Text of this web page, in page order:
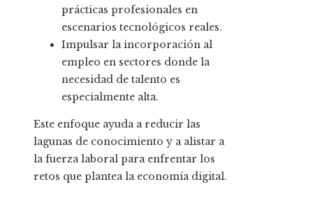
prácticas profesionales en
escenarios tecnológicos reales.
Impulsar la incorporación al
empleo en sectores donde la
necesidad de talento es
especialmente alta.
Este enfoque ayuda a reducir las
lagunas de conocimiento y a alistar a
la fuerza laboral para enfrentar los
retos que plantea la economía digital.